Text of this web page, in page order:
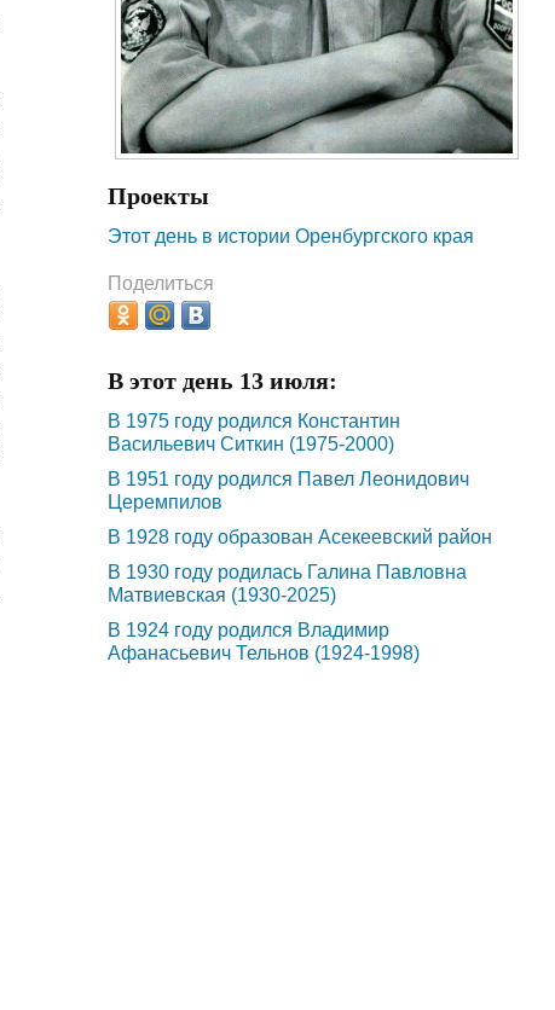
Проекты
Этот день в истории Оренбургского края
Поделиться
В этот день 13 июля:
В 1975 году родился Константин
Васильевич Ситкин (1975-2000)
В 1951 году родился Павел Леонидович
Церемпилов
В 1928 году образован Асекеевский район
В 1930 году родилась Галина Павловна
Матвиевская (1930-2025)
В 1924 году родился Владимир
Афанасьевич Тельнов (1924-1998)